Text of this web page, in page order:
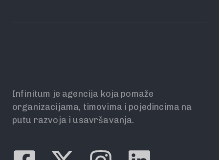
Infinitum je agencija koja pomaže
organizacijama, timovima i pojedincima na
putu razvoja i usavršavanja.